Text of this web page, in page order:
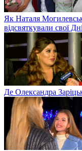
Як Наталя
відсвяткували свої
Де Олександра